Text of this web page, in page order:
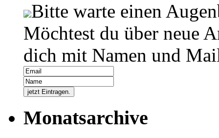
Bitte warte einen
Möchtest du über neue
dich mit Namen und
Monatsarchive